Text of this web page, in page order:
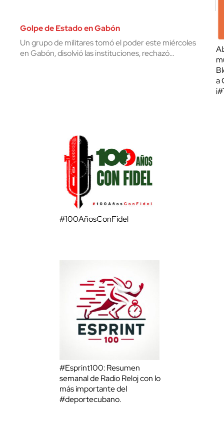
Golpe de Estado en Gabón
Un grupo de militares tomó el poder este miércoles
en Gabón, disolvió las instituciones, rechazó…
a
#100AñosConFidel
#Esprint100: Resumen
semanal de Radio Reloj con lo
más importante del
#deportecubano.